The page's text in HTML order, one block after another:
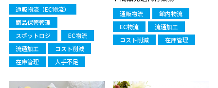
通販物流（EC物流）
商品保管管理
スポットロジ
EC物流
流通加工
コスト削減
在庫管理
人手不足
通販物流
館内物流
EC物流
流通加工
コスト削減
在庫管理